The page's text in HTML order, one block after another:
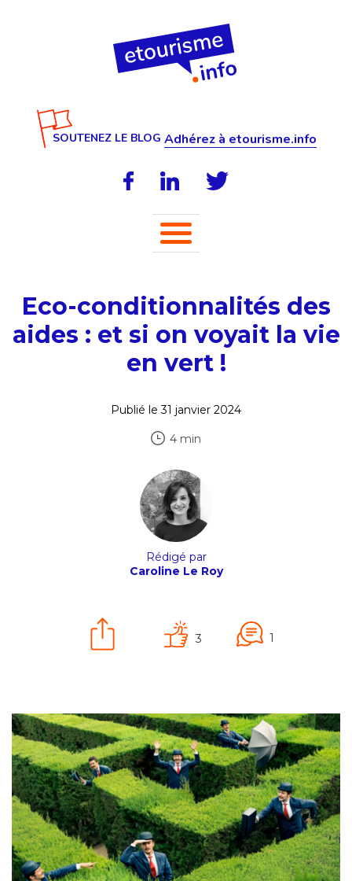
SOUTENEZ LE BLOG Adhérez à etourisme.info
Eco-conditionnalités des
aides : et si on voyait la vie
en vert !
Publié le 31 janvier 2024
4 min
Rédigé par
Caroline Le Roy
3 1